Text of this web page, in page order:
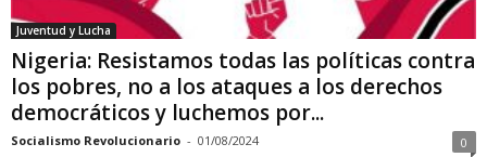
Juventud y Lucha
Nigeria: Resistamos todas las políticas contra
los pobres, no a los ataques a los derechos
democráticos y luchemos por...
Socialismo Revolucionario - 01/08/2024 0